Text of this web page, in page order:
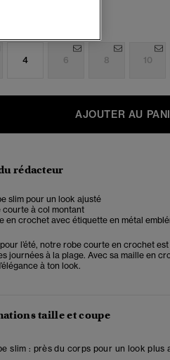
4 6 8 10
AJOUTER AU
rédacteur
slim pour un look ajusté
courte à col montant
en crochet avec étiquette en métal
l’été, notre robe courte en crochet
journées à la plage. Avec sa maille en
à ton look.
taille et coupe
slim : près du corps pour un look plus